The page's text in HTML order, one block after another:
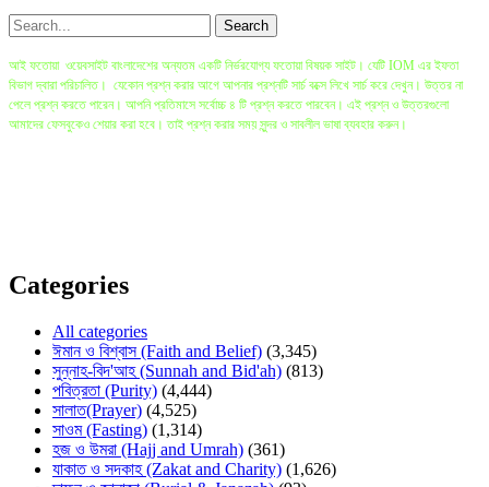
আই ফতোয়া ওয়েবসাইট বাংলাদেশের অন্যতম একটি নির্ভরযোগ্য ফতোয়া বিষয়ক সাইট। যেটি IOM এর ইফতা
বিভাগ দ্বারা পরিচালিত। যেকোন প্রশ্ন করার আগে আপনার প্রশ্নটি সার্চ বক্সে লিখে সার্চ করে দেখুন। উত্তর না
পেলে প্রশ্ন করতে পারেন। আপনি প্রতিমাসে সর্বোচ্চ ৪ টি প্রশ্ন করতে পারবেন। এই প্রশ্ন ও উত্তরগুলো
আমাদের ফেসবুকেও শেয়ার করা হবে। তাই প্রশ্ন করার সময় সুন্দর ও সাবলীল ভাষা ব্যবহার করুন।
Categories
All categories
ঈমান ও বিশ্বাস (Faith and Belief) (3,345)
সুন্নাহ-বিদ'আহ (Sunnah and Bid'ah) (813)
পবিত্রতা (Purity) (4,444)
সালাত(Prayer) (4,525)
সাওম (Fasting) (1,314)
হজ ও উমরা (Hajj and Umrah) (361)
যাকাত ও সদকাহ (Zakat and Charity) (1,626)